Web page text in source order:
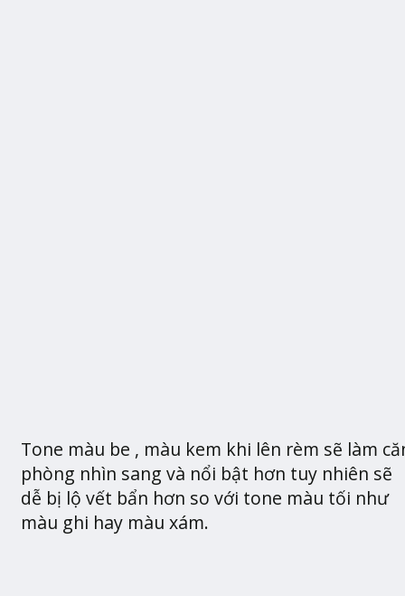
Tone màu be , màu kem khi lên rèm sẽ làm
phòng nhìn sang và nổi bật hơn tuy nhiên sẽ
dễ bị lộ vết bẩn hơn so với tone màu tối như
màu ghi hay màu xám.